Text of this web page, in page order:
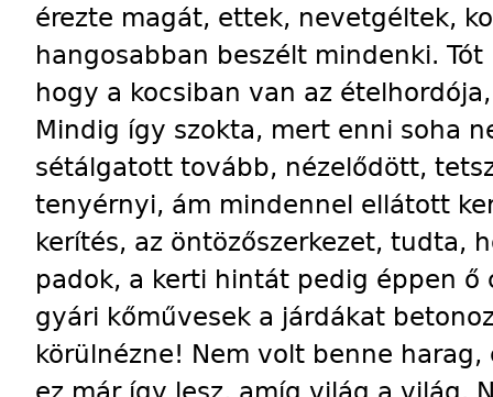
érezte magát, ettek, nevetgéltek,
hangosabban beszélt mindenki.
hogy a kocsiban van az
Mindig így szokta, mert enni soha
sétálgatott tovább, nézelődött,
tenyérnyi, ám mindennel ellátott
kerítés, az öntözőszerkezet, tudta,
padok, a kerti hintát pedig éppen
gyári kőművesek a járdákat
körülnézne! Nem volt benne